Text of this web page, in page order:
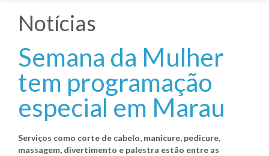
Notícias
Semana da Mulher
tem programação
especial em Marau
Serviços como corte de cabelo, manicure, pedicure,
massagem, divertimento e palestra estão entre as